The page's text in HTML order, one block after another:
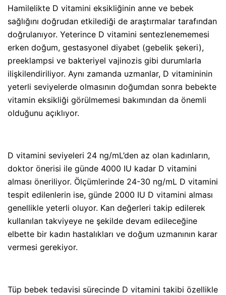
Hamilelikte D vitamini eksikliğinin anne ve bebek
sağlığını doğrudan etkilediği de araştırmalar tarafından
doğrulanıyor. Yeterince D vitamini sentezlenememesi
erken doğum, gestasyonel diyabet (gebelik şekeri),
preeklampsi ve bakteriyel vajinozis gibi durumlarla
ilişkilendiriliyor. Aynı zamanda uzmanlar, D vitamininin
yeterli seviyelerde olmasının doğumdan sonra bebekte
vitamin eksikliği görülmemesi bakımından da önemli
olduğunu açıklıyor.
D vitamini seviyeleri 24 ng/mL’den az olan kadınların,
doktor önerisi ile günde 4000 IU kadar D vitamini
alması öneriliyor. Ölçümlerinde 24-30 ng/mL D vitamini
tespit edilenlerin ise, günde 2000 IU D vitamini alması
genellikle yeterli oluyor. Kan değerleri takip edilerek
kullanılan takviyeye ne şekilde devam edileceğine
elbette bir kadın hastalıkları ve doğum uzmanının karar
vermesi gerekiyor.
Tüp bebek tedavisi sürecinde D vitamini takibi özellikle